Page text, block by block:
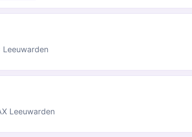
Leeuwarden